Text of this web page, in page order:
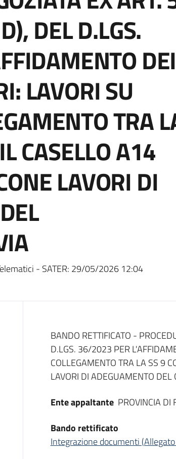
DEL D.LGS.
DEI
LAVORI SU
TRA
CASELLO A14
LAVORI DI
- SATER: 29/05/2026 12:04
Dati del bando
BANDO RETTIFICATO -
D.LGS. 36/2023 PER
COLLEGAMENTO TRA LA SS 9
LAVORI DI ADEGUAMENTO
Ente appaltante PROVINCIA DI
Bando rettificato
Integrazione documenti